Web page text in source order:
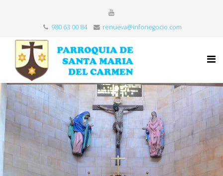
980 63 00 84 renueva@infonegocio.com